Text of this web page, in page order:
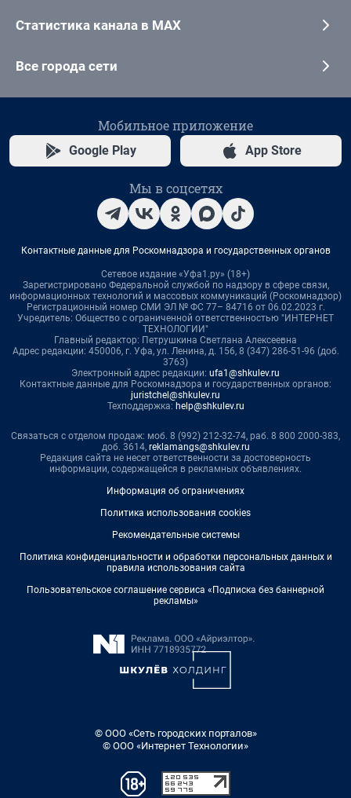
Статистика канала в MAX
Все города сети
Мобильное приложение
Google Play App Store
Мы в соцсетях
Контактные данные для Роскомнадзора и государственных органов
Сетевое издание «Уфа1.ру» (18+)
Зарегистрировано Федеральной службой по надзору в сфере связи,
информационных технологий и массовых коммуникаций (Роскомнадзор)
Регистрационный номер СМИ ЭЛ № ФС 77– 84716 от 06.02.2023 г.
Учредитель: Общество с ограниченной ответственностью "ИНТЕРНЕТ
ТЕХНОЛОГИИ"
Главный редактор: Петрушкина Светлана Алексеевна
Адрес редакции: 450006, г. Уфа, ул. Ленина, д. 156, 8 (347) 286-51-96 (доб.
3763)
Электронный адрес редакции: ufa1@shkulev.ru
Контактные данные для Роскомнадзора и государственных органов:
juristchel@shkulev.ru
Техподдержка: help@shkulev.ru
Связаться с отделом продаж: моб. 8 (992) 212-32-74, раб. 8 800 2000-383,
доб. 3614, reklamangs@shkulev.ru
Редакция сайта не несет ответственности за достоверность
информации, содержащейся в рекламных объявлениях.
Информация об ограничениях
Политика использования cookies
Рекомендательные системы
Политика конфиденциальности и обработки персональных данных и
правила использования сайта
Пользовательское соглашение сервиса «Подписка без баннерной
рекламы»
© ООО «Сеть городских порталов»
© ООО «Интернет Технологии»